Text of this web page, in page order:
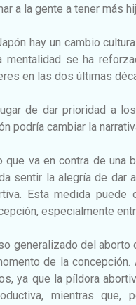
a la gente a tener más
hay un cambio
mentalidad se ha
en las dos últimas
de dar prioridad a
podría cambiar la
que va en contra de una
sentir la alegría de dar
Esta medida
especialmente
generalizado del aborto
de la
ya que la píldora
mientras que,